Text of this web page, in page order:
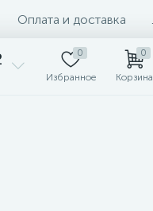
Оплата и доставка
0
Избранное
0
Корзина